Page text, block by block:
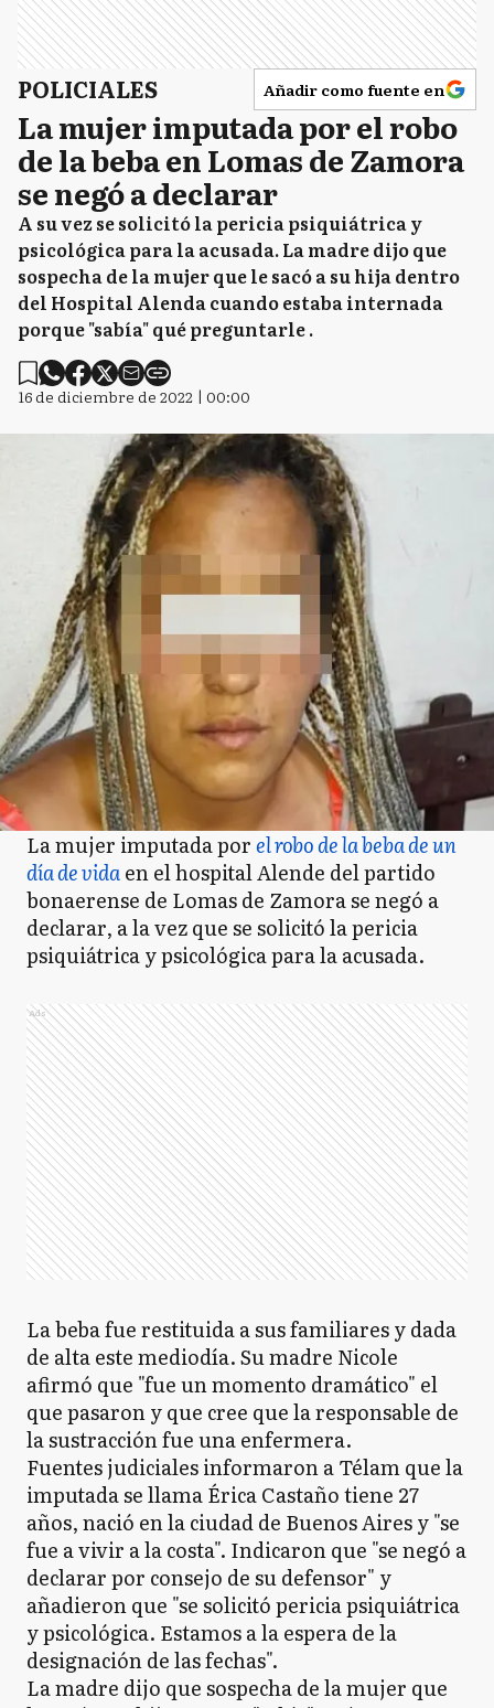
POLICIALES Añadir como fuente en
La mujer imputada por el robo
de la beba en Lomas de Zamora
se negó a declarar
A su vez se solicitó la pericia psiquiátrica y
psicológica para la acusada. La madre dijo que
sospecha de la mujer que le sacó a su hija dentro
del Hospital Alenda cuando estaba internada
porque "sabía" qué preguntarle .
16 de diciembre de 2022 | 00:00
La mujer imputada porel robo de la beba de un
día de vidaen el hospital Alende del partido
bonaerense de Lomas de Zamora se negó a
declarar, a la vez que se solicitó la pericia
psiquiátrica y psicológica para la acusada.
Ads
La beba fue restituida a sus familiares y dada
de alta este mediodía. Su madre Nicole
afirmó que "fue un momento dramático" el
que pasaron y que cree que la responsable de
la sustracción fue una enfermera.
Fuentes judiciales informaron a Télam que la
imputada se llama Érica Castaño tiene 27
años, nació en la ciudad de Buenos Aires y "se
fue a vivir a la costa". Indicaron que "se negó a
declarar por consejo de su defensor" y
añadieron que "se solicitó pericia psiquiátrica
y psicológica. Estamos a la espera de la
designación de las fechas".
La madre dijo que sospecha de la mujer que